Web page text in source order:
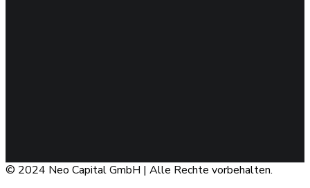
© 2024 Neo Capital GmbH | Alle Rechte vorbehalten.